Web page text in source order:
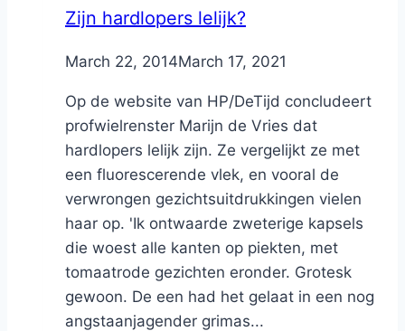
Zijn hardlopers lelijk?
ByNicole
March 22, 2014March 17, 2021
Op de website van HP/DeTijd concludeert
profwielrenster Marijn de Vries dat
hardlopers lelijk zijn. Ze vergelijkt ze met
een fluorescerende vlek, en vooral de
verwrongen gezichtsuitdrukkingen vielen
haar op. 'Ik ontwaarde zweterige kapsels
die woest alle kanten op piekten, met
tomaatrode gezichten eronder. Grotesk
gewoon. De een had het gelaat in een nog
angstaanjagender grimas...